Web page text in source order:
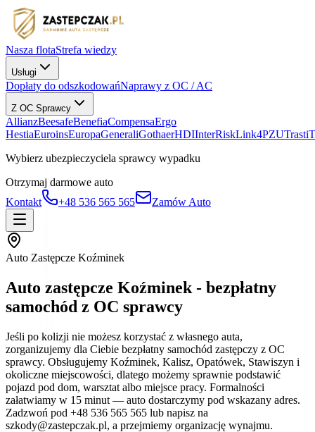
Nasza flotaStrefa wiedzy
Usługi
Dopłaty do odszkodowańNaprawy z OC / AC
Z OC Sprawcy
AllianzBeesafeBenefiaCompensaErgo
HestiaEuroinsEuropaGeneraliGothaerHDIInterRiskLink4PZUTrasti
Wybierz ubezpieczyciela sprawcy wypadku
Otrzymaj darmowe auto
Kontakt
+48 536 565 565 Zamów Auto
Auto Zastępcze Koźminek
Auto zastępcze Koźminek - bezpłatny
samochód z OC sprawcy
Jeśli po kolizji nie możesz korzystać z własnego auta,
zorganizujemy dla Ciebie bezpłatny samochód zastępczy z OC
sprawcy. Obsługujemy Koźminek, Kalisz, Opatówek, Stawiszyn i
okoliczne miejscowości, dlatego możemy sprawnie podstawić
pojazd pod dom, warsztat albo miejsce pracy. Formalności
załatwiamy w 15 minut — auto dostarczymy pod wskazany adres.
Zadzwoń pod +48 536 565 565 lub napisz na
szkody@zastepczak.pl, a przejmiemy organizację wynajmu.